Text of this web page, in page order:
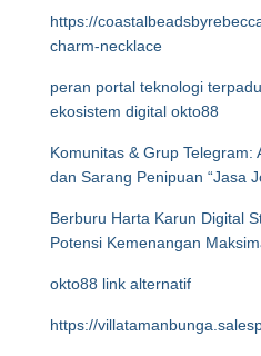
https://
charm-necklace
peran portal teknologi
ekosistem digital okto88
Komunitas & Grup Telegram:
dan Sarang Penipuan “Jasa
Berburu Harta Karun Digital
Potensi Kemenangan
okto88 link alternatif
https://